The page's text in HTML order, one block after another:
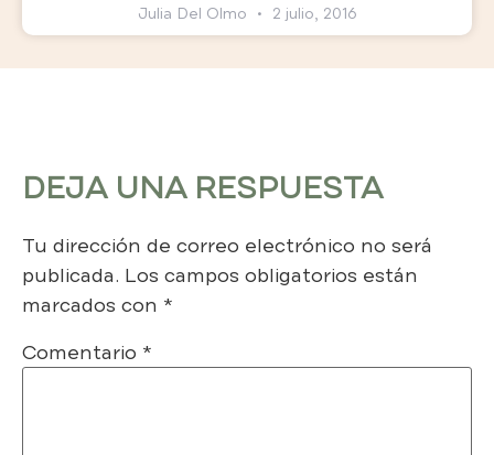
Julia Del Olmo 2 julio, 2016
DEJA UNA RESPUESTA
Tu dirección de correo electrónico no será
publicada. Los campos obligatorios están
marcados con *
Comentario *